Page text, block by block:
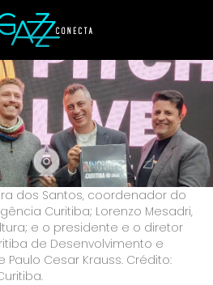
Company
dos Santos, coordenador do
Curitiba; Lorenzo Mesadri,
e o presidente e o diretor
de Desenvolvimento e
Paulo Cesar Krauss. Crédito: